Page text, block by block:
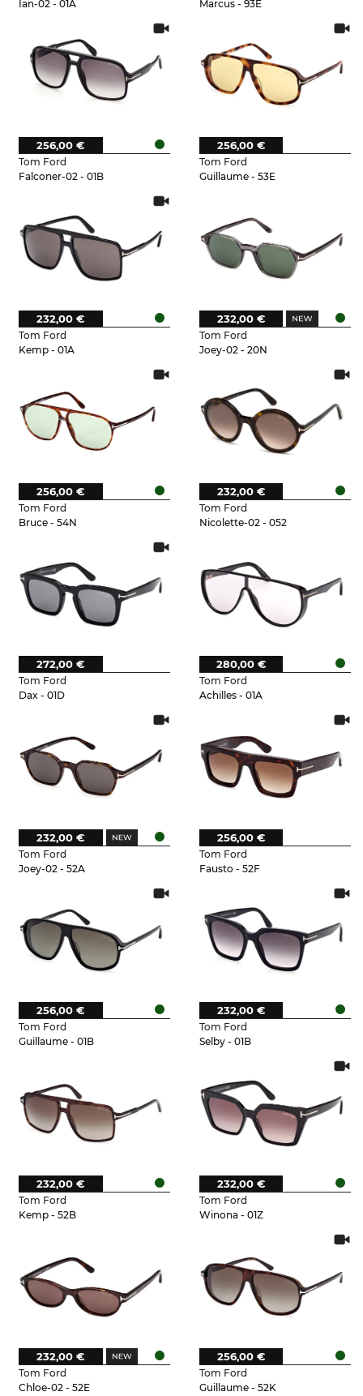
Ian-02 - 01A
Marcus - 93E
Tom Ford
Falconer-02 - 01B
256,00 €
Tom Ford
Guillaume - 53E
256,00 €
Tom Ford
Kemp - 01A
232,00 €
Tom Ford
Joey-02 - 20N
232,00 €
Tom Ford
Bruce - 54N
256,00 €
Tom Ford
Nicolette-02 - 052
232,00 €
Tom Ford
Dax - 01D
272,00 €
Tom Ford
Achilles - 01A
280,00 €
Tom Ford
Joey-02 - 52A
232,00 €
Tom Ford
Fausto - 52F
256,00 €
Tom Ford
Guillaume - 01B
256,00 €
Tom Ford
Selby - 01B
232,00 €
Tom Ford
Kemp - 52B
232,00 €
Tom Ford
Winona - 01Z
232,00 €
Tom Ford
Chloe-02 - 52E
232,00 €
Tom Ford
Guillaume - 52K
256,00 €